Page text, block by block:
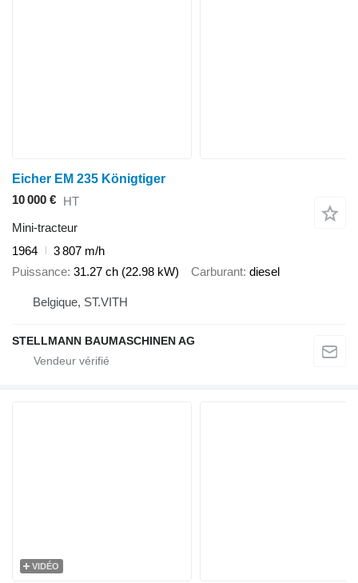
Eicher EM 235 Königtiger
10 000 € HT
Mini-tracteur
1964
3 807 m/h
Puissance 31.27 ch (22.98 kW) Carburant diesel
Belgique, ST.VITH
STELLMANN BAUMASCHINEN AG
VIDÉO